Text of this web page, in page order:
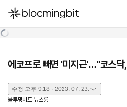
한국어
에코프로 빼면 '미지근'…"코스닥
수정 오후 9:18 · 2023. 07. 23.
블루밍비트 뉴스룸